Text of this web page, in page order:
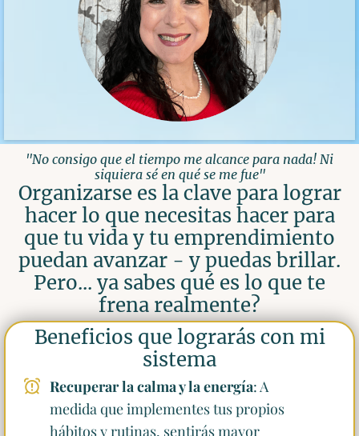
"No consigo que el tiempo me alcance para nada! Ni
siquiera sé en qué se me fue"
Organizarse es la clave para lograr
hacer lo que necesitas hacer para
que tu vida y tu emprendimiento
puedan avanzar - y puedas brillar.
Pero... ya sabes qué es lo que te
frena realmente?
Beneficios que lograrás con mi
sistema
Recuperar la calma y la energía: A
medida que implementes tus propios
hábitos y rutinas, sentirás mayor